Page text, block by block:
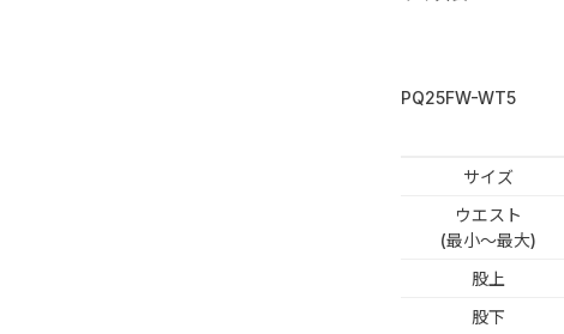
PQ25FW-WT5
サイズ
ウエスト
(最小～最大)
股上
股下